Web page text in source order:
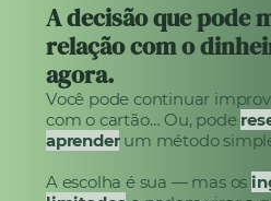
A decisão que pode
relação com o
agora.
Você pode continuar
com o cartão… Ou, pode
aprenderum método
A escolha é sua — mas os